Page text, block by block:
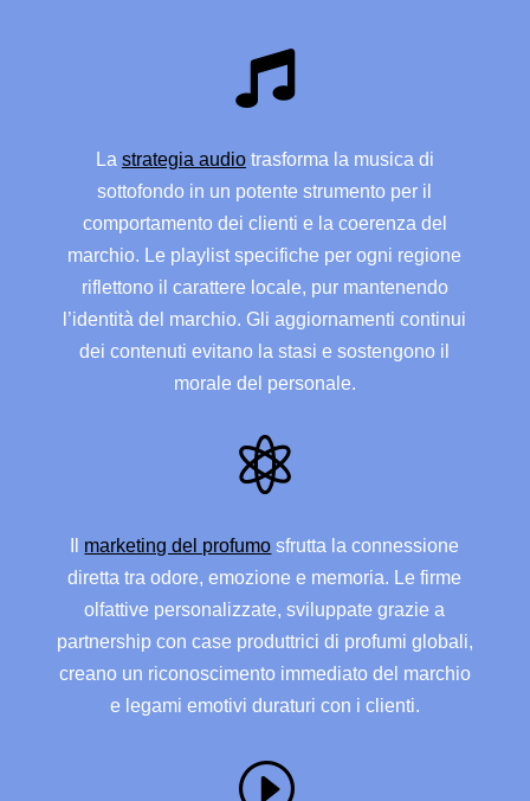

La strategia audiotrasforma la musica di
sottofondo in un potente strumento per il
comportamento dei clienti e la coerenza del
marchio. Le playlist specifiche per ogni regione
riflettono il carattere locale, pur mantenendo
l’identità del marchio. Gli aggiornamenti continui
dei contenuti evitano la stasi e sostengono il
morale del personale.

marketing del profumo sfrutta la connessione
diretta tra odore, emozione e memoria. Le firme
olfattive personalizzate, sviluppate grazie a
partnership con case produttrici di profumi globali,
creano un riconoscimento immediato del marchio
e legami emotivi duraturi con i clienti.
I